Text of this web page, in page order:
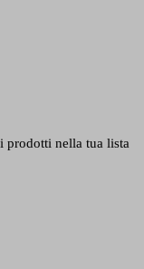
prodotti nella tua lista